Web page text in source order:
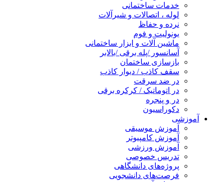
خدمات ساختمانی
لوله ، اتصالات و شیرآلات
نرده و حفاظ
یونولیت و فوم
ماشین آلات و ابزار ساختمانی
آسانسور /پله برقی /بالابر
بازسازی ساختمان
سقف کاذب / دیوار کاذب
در ضد سرقت
در اتوماتیک / کرکره برقی
در و پنجره
دکوراسیون
آموزشی
آموزش موسیقی
آموزش کامپیوتر
آموزش ورزشی
تدریس خصوصی
پروژه‌های دانشگاهی
فرصت‌های دانشجویی